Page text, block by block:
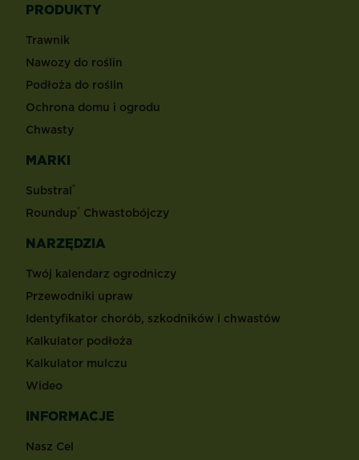
PRODUKTY
Trawnik
Nawozy do roślin
Podłoża do roślin
Ochrona domu i ogrodu
Chwasty
MARKI
Substral®
Roundup® Chwastobójczy
NARZĘDZIA
Twój kalendarz ogrodniczy
Przewodniki upraw
Identyfikator chorób, szkodników i chwastów
Kalkulator podłoża
Kalkulator mulczu
Wideo
INFORMACJE
Nasz Cel